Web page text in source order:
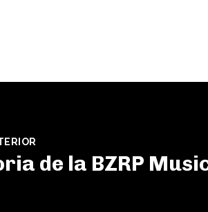
de la BZRP